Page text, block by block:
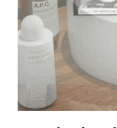
ARMLÆNHØJDE
19 cm
ANTAL HJUL PR. STOL
MAKS. BRUGERVÆGT